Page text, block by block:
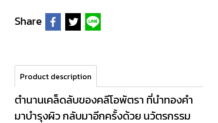
Share
Product description
ตำนานเคล็ดลับของคลีโอพัตรา ที่นำทองคำ
มาบำรุงผิว กลับมาอีกครั้งด้วย นวัตรกรรม